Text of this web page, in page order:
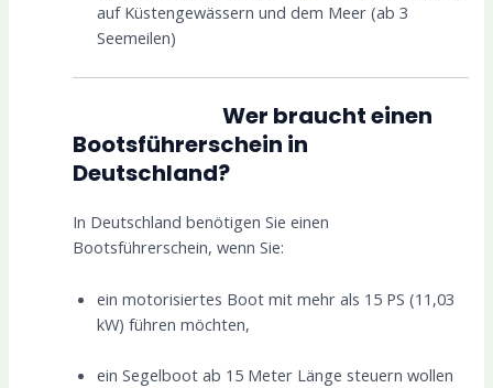
auf Küstengewässern und dem Meer (ab 3
Seemeilen)
Wer braucht einen
Bootsführerschein in
Deutschland?
In Deutschland benötigen Sie einen
Bootsführerschein, wenn Sie:
ein motorisiertes Boot mit mehr als 15 PS (11,03
kW) führen möchten,
ein Segelboot ab 15 Meter Länge steuern wollen